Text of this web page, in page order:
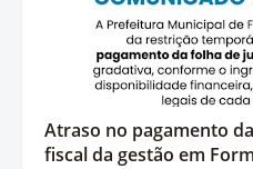
Atraso no pagamento
fiscal da gestão em